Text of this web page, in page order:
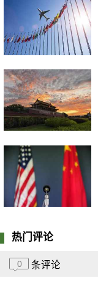
热门评论
0 条评论